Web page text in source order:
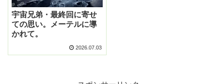
宇宙兄弟・最終回に寄せ
ての思い。メーテルに導
かれて。
2026.07.03